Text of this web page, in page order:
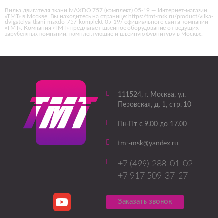
Вилка двигателя ткани MAXDO 757 (комплект) 05-19 — Интернет-магазин
«ТМТ» в Москве. Вы находитесь на странице: https://tmt-msk.ru/product/vilka-
dvigatelya-tkani-maxdo-757-komplekt-05-19/ официального сайта компании
«ТМТ». Компания «ТМТ» предлагает швейное оборудование от ведущих
зарубежных компаний, комплектующие и швейную фурнитуру в Москве.
111524, г. Москва, ул.
Перовская, д. 1, стр. 10
Пн-Пт с 9.00 до 17.00
tmt-msk@yandex.ru
+7 (499) 288-01-02
+7 917 509-37-27
Заказать звонок